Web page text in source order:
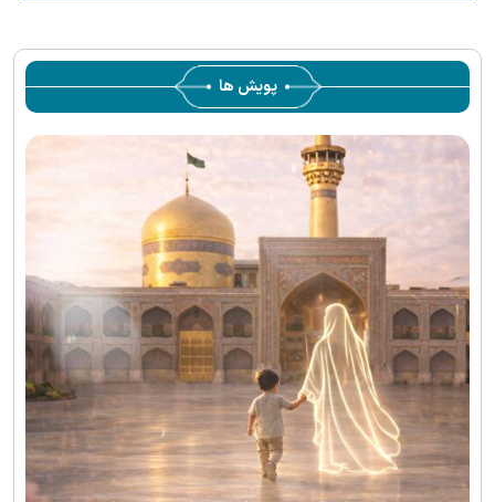
پویش ها